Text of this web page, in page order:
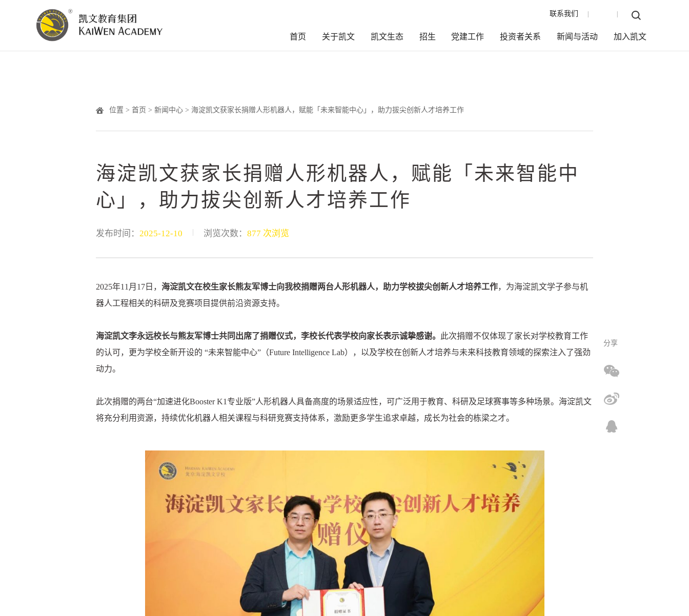
联系我们
首页 关于凯文 凯文生态 招生 党建工作 投资者关系 新闻与活动 加入凯文
位置 > 首页 > 新闻中心 > 海淀凯文获家长捐赠人形机器人，赋能「未来智能中心」，助力拔尖创新人才培养工作
海淀凯文获家长捐赠人形机器人，赋能「未来智能中
心」，助力拔尖创新人才培养工作
发布时间： 2025-12-10 浏览次数： 877 次浏览
2025年11月17日， 海淀凯文在校生家长熊友军博士向我校捐赠两台人形机器人，助力学校拔尖创新人才培养工作，为海淀凯文学子参与机
器人工程相关的科研及竞赛项目提供前沿资源支持。
海淀凯文李永远校长与熊友军博士共同出席了捐赠仪式，李校长代表学校向家长表示诚挚感谢。
此次捐赠不仅体现了家长对学校教育工作
的认可，更为学校全新开设的 “未来智能中心”（Future Intelligence Lab），以及学校在创新人才培养与未来科技教育领域的探索注入了强劲
动力。
此次捐赠的两台“加速进化Booster K1专业版”人形机器人具备高度的场景适应性，可广泛用于教育、科研及足球赛事等多种场景。海淀凯文
将充分利用资源，持续优化机器人相关课程与科研竞赛支持体系，激励更多学生追求卓越，成长为社会的栋梁之才。
分享